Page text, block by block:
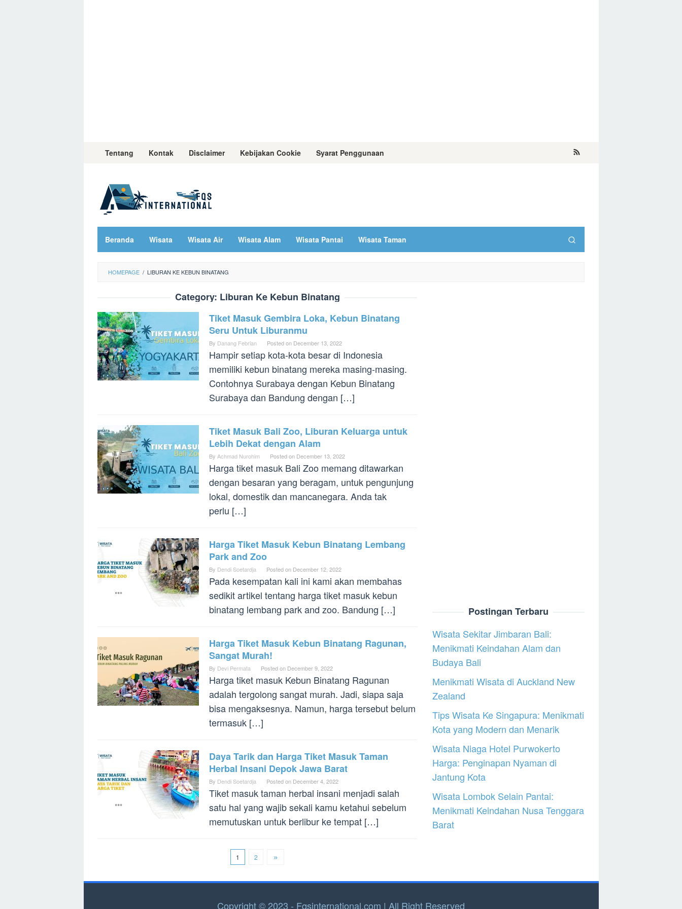
Tentang Kontak Disclaimer Kebijakan Cookie Syarat Penggunaan
Beranda Wisata Wisata Air Wisata Alam Wisata Pantai Wisata Taman
HOMEPAGE / LIBURAN KE KEBUN BINATANG
Category: Liburan Ke Kebun Binatang
Tiket Masuk Gembira Loka, Kebun Binatang
Seru Untuk Liburanmu
By Danang Febrian Posted on December 13, 2022
Hampir setiap kota-kota besar di Indonesia
memiliki kebun binatang mereka masing-masing.
Contohnya Surabaya dengan Kebun Binatang
Surabaya dan Bandung dengan […]
Tiket Masuk Bali Zoo, Liburan Keluarga untuk
Lebih Dekat dengan Alam
By Achmad Nurohim Posted on December 13, 2022
Harga tiket masuk Bali Zoo memang ditawarkan
dengan besaran yang beragam, untuk pengunjung
lokal, domestik dan mancanegara. Anda tak
perlu […]
Harga Tiket Masuk Kebun Binatang Lembang
Park and Zoo
By Dendi Soetardja Posted on December 12, 2022
Pada kesempatan kali ini kami akan membahas
sedikit artikel tentang harga tiket masuk kebun
binatang lembang park and zoo. Bandung […]
Harga Tiket Masuk Kebun Binatang Ragunan,
Sangat Murah!
By Devi Permata Posted on December 9, 2022
Harga tiket masuk Kebun Binatang Ragunan
adalah tergolong sangat murah. Jadi, siapa saja
bisa mengaksesnya. Namun, harga tersebut belum
termasuk […]
Daya Tarik dan Harga Tiket Masuk Taman
Herbal Insani Depok Jawa Barat
By Dendi Soetardja Posted on December 4, 2022
Tiket masuk taman herbal insani menjadi salah
satu hal yang wajib sekali kamu ketahui sebelum
memutuskan untuk berlibur ke tempat […]
1 2
Postingan Terbaru
Wisata Sekitar Jimbaran Bali:
Menikmati Keindahan Alam dan
Budaya Bali
Menikmati Wisata di Auckland New
Zealand
Tips Wisata Ke Singapura: Menikmati
Kota yang Modern dan Menarik
Wisata Niaga Hotel Purwokerto
Harga: Penginapan Nyaman di
Jantung Kota
Wisata Lombok Selain Pantai:
Menikmati Keindahan Nusa Tenggara
Barat
Copyright © 2023 - Fqsinternational.com | All Right Reserved